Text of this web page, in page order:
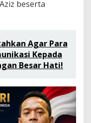
beserta
Agar Para
Kepada
Besar Hati!